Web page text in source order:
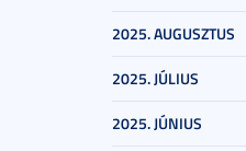
2025. AUGUSZTUS
2025. JÚLIUS
2025. JÚNIUS